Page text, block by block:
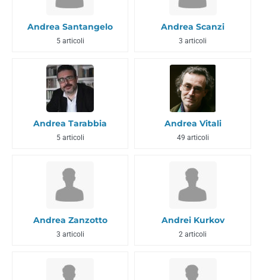
Andrea Santangelo
5 articoli
Andrea Scanzi
3 articoli
Andrea Tarabbia
5 articoli
Andrea Vitali
49 articoli
Andrea Zanzotto
3 articoli
Andrei Kurkov
2 articoli